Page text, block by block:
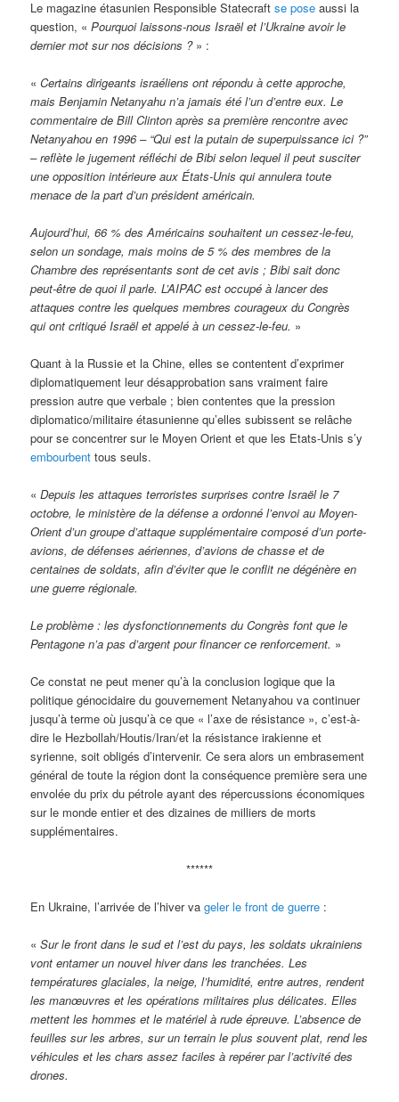
Le magazine étasunien Responsible Statecraftse pose aussi la
question, «Pourquoi laissons-nous Israël et l’Ukraine avoir le
dernier mot sur nos décisions ?» :
«Certains dirigeants israéliens ont répondu à cette approche,
mais Benjamin Netanyahu n’a jamais été l’un d’entre eux. Le
commentaire de Bill Clinton après sa première rencontre avec
Netanyahou en 1996 – “Qui est la putain de superpuissance ici ?”
– reflète le jugement réfléchi de Bibi selon lequel il peut susciter
une opposition intérieure aux États-Unis qui annulera toute
menace de la part d’un président américain.
Aujourd’hui, 66 % des Américains souhaitent un cessez-le-feu,
selon un sondage, mais moins de 5 % des membres de la
Chambre des représentants sont de cet avis ; Bibi sait donc
peut-être de quoi il parle. L’AIPAC est occupé à lancer des
attaques contre les quelques membres courageux du Congrès
qui ont critiqué Israël et appelé à un cessez-le-feu. »
Quant à la Russie et la Chine, elles se contentent d’exprimer
diplomatiquement leur désapprobation sans vraiment faire
pression autre que verbale ; bien contentes que la pression
diplomatico/militaire étasunienne qu’elles subissent se relâche
pour se concentrer sur le Moyen Orient et que les Etats-Unis s’y
embourbent tous seuls.
«Depuis les attaques terroristes surprises contre Israël le 7
octobre, le ministère de la défense a ordonné l’envoi au Moyen-
Orient d’un groupe d’attaque supplémentaire composé d’un porte-
avions, de défenses aériennes, d’avions de chasse et de
centaines de soldats, afin d’éviter que le conflit ne dégénère en
une guerre régionale.
Le problème : les dysfonctionnements du Congrès font que le
Pentagone n’a pas d’argent pour financer ce renforcement. »
Ce constat ne peut mener qu’à la conclusion logique que la
politique génocidaire du gouvernement Netanyahou va continuer
jusqu’à terme où jusqu’à ce que « l’axe de résistance », c’est-à-
dire le Hezbollah/Houtis/Iran/et la résistance irakienne et
syrienne, soit obligés d’intervenir. Ce sera alors un embrasement
général de toute la région dont la conséquence première sera une
envolée du prix du pétrole ayant des répercussions économiques
sur le monde entier et des dizaines de milliers de morts
supplémentaires.
******
En Ukraine, l’arrivée de l’hiver vageler le front de guerre :
«Sur le front dans le sud et l’est du pays, les soldats ukrainiens
vont entamer un nouvel hiver dans les tranchées. Les
températures glaciales, la neige, l’humidité, entre autres, rendent
les manœuvres et les opérations militaires plus délicates. Elles
mettent les hommes et le matériel à rude épreuve. L’absence de
feuilles sur les arbres, sur un terrain le plus souvent plat, rend les
véhicules et les chars assez faciles à repérer par l’activité des
drones.